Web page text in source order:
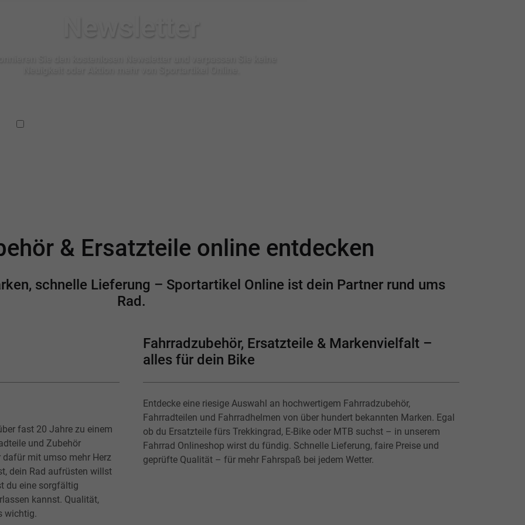
Ich habe die
& Ersatzteile online entdecken
schnelle Lieferung – Sportartikel Online ist dein Partner rund ums
Rad.
fast 20 Jahre zu einem
und Zubehör
dafür mit umso mehr Herz
dein Rad aufrüsten willst
du eine sorgfältig
kannst. Qualität,
wichtig.
Fahrradzubehör, Ersatzteile & Markenvielfalt –
alles für dein Bike
Entdecke eine riesige Auswahl an hochwertigem Fahrradzubehör,
Fahrradteilen und Fahrradhelmen von über hundert bekannten Marken. Egal
ob du Ersatzteile fürs Trekkingrad, E-Bike oder MTB suchst – in unserem
Fahrrad Onlineshop wirst du fündig. Schnelle Lieferung, faire Preise und
geprüfte Qualität – für mehr Fahrspaß bei jedem Wetter.